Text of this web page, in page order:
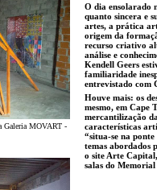
Galeria MOVART -
O dia ensolarado
quanto sincera e
artes, a prática
origem da
recurso criativo
análise e
Kendell Geers
familiaridade
entrevistado com
Houve mais: os
mesmo, em Cape
mercantilização
características
“situa-se na
temas abordados
o site Arte
salas do